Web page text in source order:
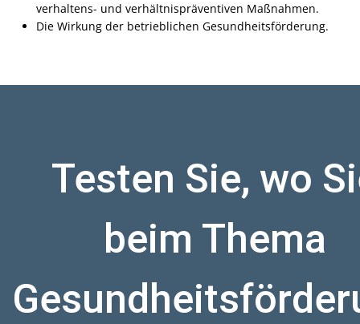
verhaltens- und verhältnispräventiven Maßnahmen.
Die Wirkung der betrieblichen Gesundheitsförderung.
Testen Sie, wo
beim Thema